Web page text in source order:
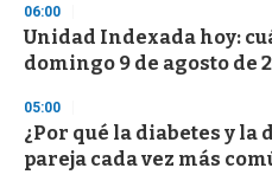
d
s
06:00
Unidad Indexada hoy:
domingo 9 de agosto de
05:00
¿Por qué la diabetes y
pareja cada vez más